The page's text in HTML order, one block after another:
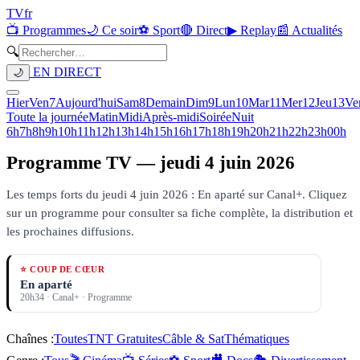
TVfr
📺 Programmes🌙 Ce soir⚽ Sport🔴 Direct▶ Replay📰 Actualités
🔍
🌙 EN DIRECT
HierVen7Aujourd'huiSam8DemainDim9Lun10Mar11Mer12Jeu13
Toute la journéeMatinMidiAprès-midiSoiréeNuit
6h7h8h9h10h11h12h13h14h15h16h17h18h19h20h21h22h23h00h
Programme TV — jeudi 4 juin 2026
Les temps forts du jeudi 4 juin 2026 : En aparté sur Canal+. Cliquez
sur un programme pour consulter sa fiche complète, la distribution et
les prochaines diffusions.
⭐ COUP DE CŒUR
En aparté
20h34 · Canal+ · Programme
Chaînes :ToutesTNT GratuitesCâble & SatThématiques